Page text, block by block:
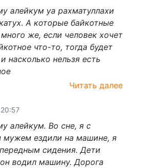
алейкум уа рахматуллахи
А которые байкотные
же, если человек хочет
что-то, тогда будет
насколько нельзя есть
Читать далее
алейкум. Во сне, я с
ездили на машине, я
сидения. Дети
водил машину. Дорога